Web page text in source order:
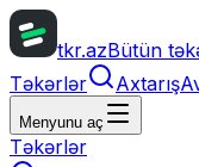
tkr.azBütün
Təkərlər
Axtarış
Menyunu aç
Təkərlər